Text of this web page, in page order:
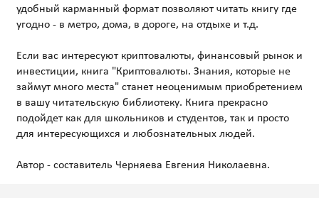
удобный карманный формат позволяют читать книгу где
угодно - в метро, дома, в дороге, на отдыхе и т.д.
Если вас интересуют криптовалюты, финансовый рынок и
инвестиции, книга "Криптовалюты. Знания, которые не
займут много места" станет неоценимым приобретением
в вашу читательскую библиотеку. Книга прекрасно
подойдет как для школьников и студентов, так и просто
для интересующихся и любознательных людей.